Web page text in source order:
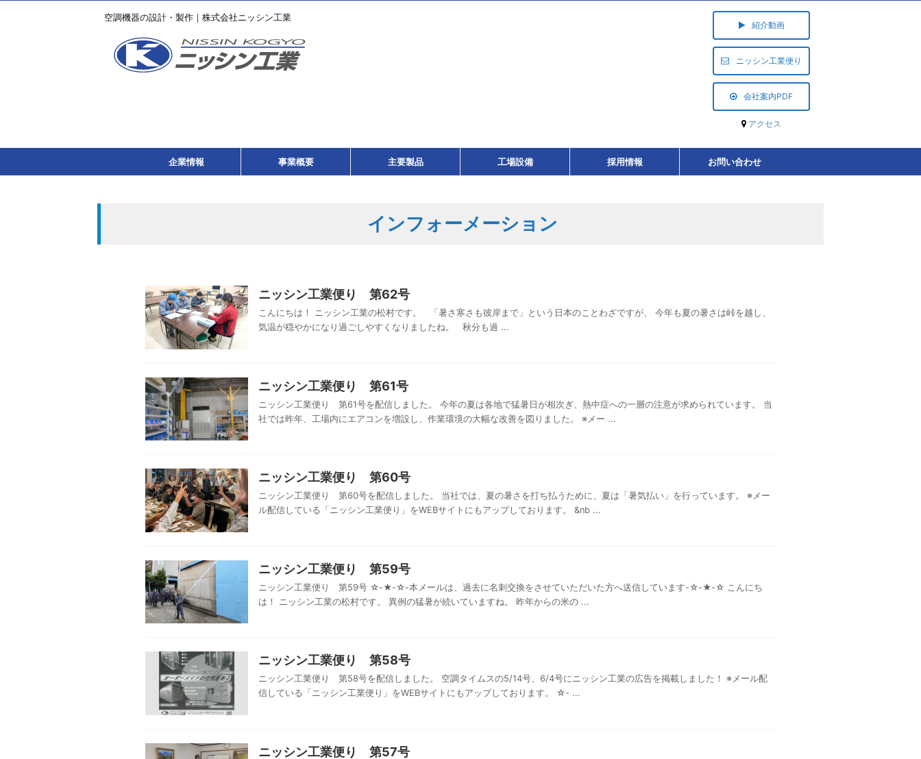
空調機器の設計・製作｜株式会社ニッシン工業
紹介動画
ニッシン工業便り
会社案内PDF
アクセス
企業情報 事業概要 主要製品 工場設備 採用情報 お問い合わせ
インフォーメーション
ニッシン工業便り 第62号
こんにちは！ ニッシン工業の松村です。 「暑さ寒さも彼岸まで」という日本のことわざですが、 今年も夏の暑さは峠を越し、
気温が穏やかになり過ごしやすくなりましたね。 秋分も過 ...
ニッシン工業便り 第61号
ニッシン工業便り 第61号を配信しました。 今年の夏は各地で猛暑日が相次ぎ、熱中症への一層の注意が求められています。 当
社では昨年、工場内にエアコンを増設し、作業環境の大幅な改善を図りました。 ※メー ...
ニッシン工業便り 第60号
ニッシン工業便り 第60号を配信しました。 当社では、夏の暑さを打ち払うために、夏は「暑気払い」を行っています。 ※メー
ル配信している「ニッシン工業便り」をWEBサイトにもアップしております。 &nb ...
ニッシン工業便り 第59号
ニッシン工業便り 第59号 ☆-★-☆-本メールは、過去に名刺交換をさせていただいた方へ送信しています-☆-★-☆ こんにち
は！ ニッシン工業の松村です。 異例の猛暑が続いていますね。 昨年からの米の ...
ニッシン工業便り 第58号
ニッシン工業便り 第58号を配信しました。 空調タイムスの5/14号、6/4号にニッシン工業の広告を掲載しました！ ※メール配
信している「ニッシン工業便り」をWEBサイトにもアップしております。 ☆- ...
ニッシン工業便り 第57号